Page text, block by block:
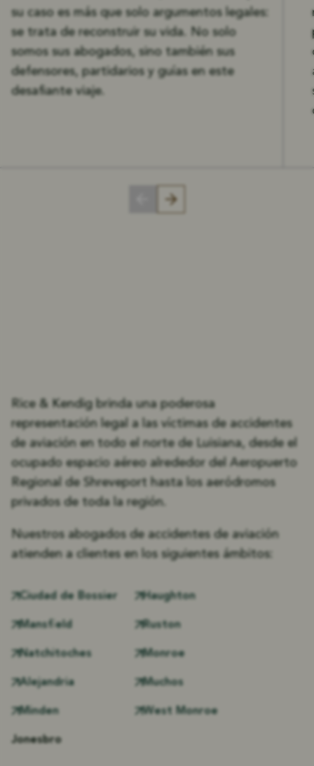
su caso es más que solo argumentos legales:
se trata de reconstruir su vida. No solo
somos sus abogados, sino también sus
defensores, partidarios y guías en este
desafiante viaje.
Rice & Kendig brinda una poderosa
representación legal a las víctimas de accidentes
de aviación en todo el norte de Luisiana, desde el
ocupado espacio aéreo alrededor del Aeropuerto
Regional de Shreveport hasta los aeródromos
privados de toda la región.
Nuestros abogados de accidentes de aviación
atienden a clientes en los siguientes ámbitos:
Ciudad de Bossier Haughton
Mansfield Ruston
Natchitoches Monroe
Alejandria Muchos
Minden West Monroe
Jonesbro